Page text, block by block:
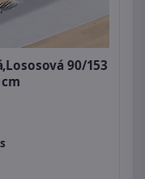
90/153